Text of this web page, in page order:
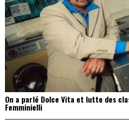
On a parlé Dolce Vita et lutte des
Femminielli